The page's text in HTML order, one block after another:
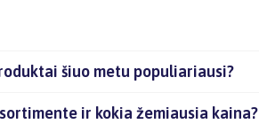
šiuo metu populiariausi?
ir kokia žemiausia kaina?